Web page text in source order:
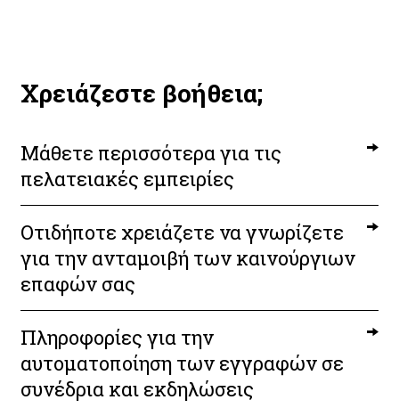
Χρειάζεστε βοήθεια;
Μάθετε περισσότερα για τις
πελατειακές εμπειρίες
Οτιδήποτε χρειάζετε να γνωρίζετε
για την ανταμοιβή των καινούργιων
επαφών σας
Πληροφορίες για την
αυτοματοποίηση των εγγραφών σε
συνέδρια και εκδηλώσεις